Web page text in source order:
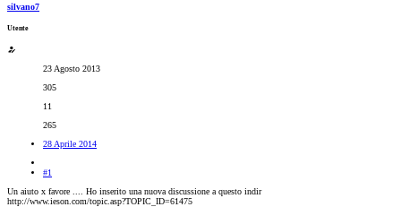
silvano7
Utente
23 Agosto 2013
305
11
265
28 Aprile 2014
#1
Un aiuto x favore .... Ho inserito una nuova discussione a questo indir
http://www.ieson.com/topic.asp?TOPIC_ID=61475